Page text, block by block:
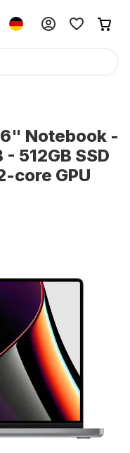
Notebook -
512GB SSD
core GPU